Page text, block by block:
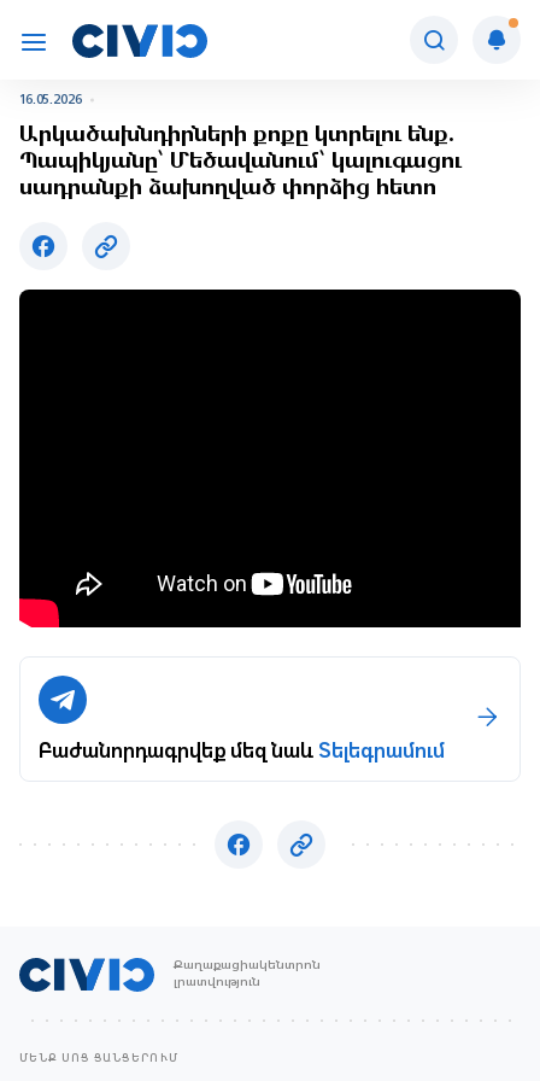
16.05.2026
Արկածախնդիրների քոքը կտրելու ենք.
Պապիկյանը՝ Մեծավանում՝ կալուգացու
սադրանքի ձախողված փորձից հետո
Բաժանորդագրվեք մեզ նաևՏելեգրամում
Քաղաքացիակենտրոն
լրատվություն
ՄԵՆՔ ՍՈՑ ՑԱՆՑԵՐՈՒՄ